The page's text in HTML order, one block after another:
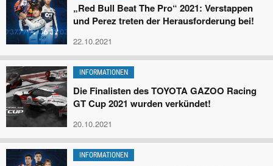
„Red Bull Beat The Pro“ 2021: Verstappen
und Perez treten der Herausforderung bei!
22.10.2021
INFORMATIONEN
Die Finalisten des TOYOTA GAZOO Racing
GT Cup 2021 wurden verkündet!
20.10.2021
INFORMATIONEN